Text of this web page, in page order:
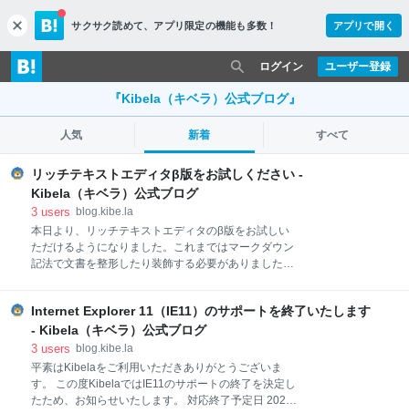
c
l
o
s
サクサク読めて、 アプリ限定の機能も多数！ アプリで開く
ユーザー登録
ログイン
『Kibela（キベラ）公式ブログ』
人気 新着 すべて
リッチテキストエディタβ版をお試しください -
Kibela（キベラ）公式ブログ
3 users blog.kibe.la
本日より、リッチテキストエディタのβ版をお試しい
ただけるようになりました。これまではマークダウン
記法で文書を整形したり装飾する必要がありました
す。 エディタはKibelaにとって、記事を書くというサ
ービスの中核を担う機能です。この使い勝手を磨くこ
とが大きくサービスの価値に繋がると考え、手に馴染
む執筆ツールになるよう今後の正式リリースに向けて
磨きをかけていきたいと考えています。そのためにぜ
ひ、β版のリッチテキストエディタを有効にしてお試
Internet Explorer 11（IE11）のサポートを終了いたします
- Kibela（キベラ）公式ブログ
3 users blog.kibe.la
平素はKibelaをご利用いただきありがとうございま
す。 この度KibelaではIE11のサポートの終了を決定し
たため、お知らせいたします。 対応終了予定日 2021